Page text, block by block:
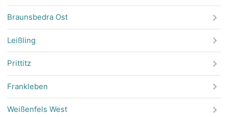
Braunsbedra Ost
Leißling
Prittitz
Frankleben
Weißenfels West